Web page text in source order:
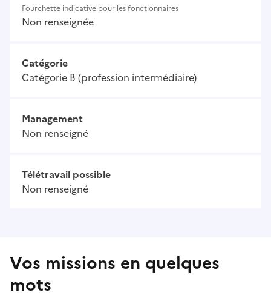
Fourchette indicative pour les fonctionnaires
Non renseignée
Catégorie
Catégorie B (profession intermédiaire)
Management
Non renseigné
Télétravail possible
Non renseigné
Vos missions en quelques
mots